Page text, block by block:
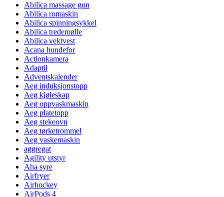
Abilica massage gun
Abilica romaskin
Abilica spinningsykkel
Abilica tredemølle
Abilica vektvest
Acana hundefor
Actionkamera
Adaptil
Adventskalender
Aeg induksjonstopp
Aeg kjøleskap
Aeg oppvaskmaskin
Aeg platetopp
Aeg stekeovn
Aeg tørketrommel
Aeg vaskemaskin
aggregat
Agility utstyr
Aha syre
Airfryer
Airhockey
AirPods 4